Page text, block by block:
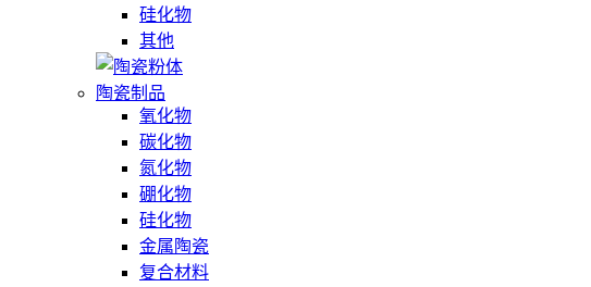
硅化物
其他
陶瓷制品
氧化物
碳化物
氮化物
硼化物
硅化物
金属陶瓷
复合材料